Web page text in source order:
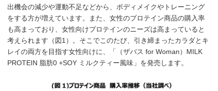
出機会の減少や運動不足などから、ボディメイクやトレーニング
をする方が増えています。また、女性のプロテイン商品の購入率
も高まっており、女性向けプロテインのニーズは高まっていると
考えられます（図1）。そこでこのたび、引き締まったカラダとキ
レイの両方を目指す女性向けに、「（ザバス for Woman）MILK
PROTEIN 脂肪0 +SOY ミルクティー風味」を発売します。